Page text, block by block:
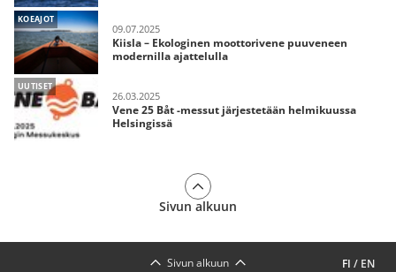
KOEAJOT
09.07.2025
Kiisla – Ekologinen moottorivene puuveneen
modernilla ajattelulla
UUTISET
26.03.2025
Vene 25 Båt -messut järjestetään helmikuussa
Helsingissä
Sivun alkuun
FI / EN
Sivun alkuun